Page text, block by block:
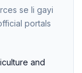
se li gayi
portals
and